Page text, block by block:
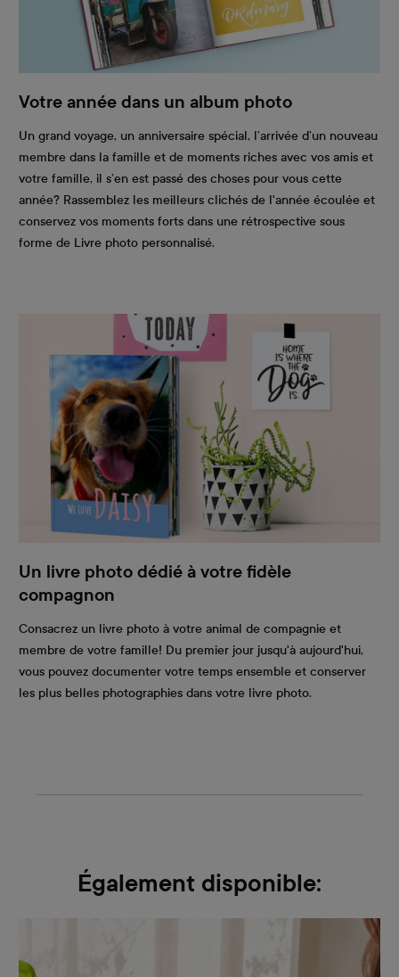
Votre année dans un album photo
Un grand voyage, un anniversaire spécial, l’arrivée d’un nouveau
membre dans la famille et de moments riches avec vos amis et
votre famille, il s’en est passé des choses pour vous cette
année? Rassemblez les meilleurs clichés de l'année écoulée et
conservez vos moments forts dans une rétrospective sous
forme de Livre photo personnalisé.
Un livre photo dédié à votre fidèle
compagnon
Consacrez un livre photo à votre animal de compagnie et
membre de votre famille! Du premier jour jusqu'à aujourd'hui,
vous pouvez documenter votre temps ensemble et conserver
les plus belles photographies dans votre livre photo.
Également disponible: